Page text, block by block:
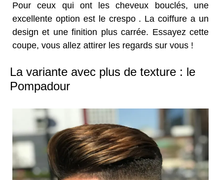
Pour ceux qui ont les cheveux bouclés, une
excellente option est le crespo . La coiffure a un
design et une finition plus carrée. Essayez cette
coupe, vous allez attirer les regards sur vous !
La variante avec plus de texture : le
Pompadour